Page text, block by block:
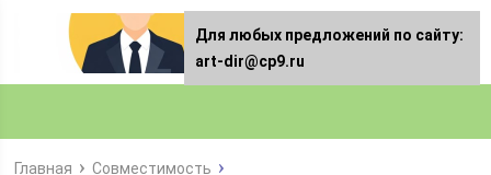
Главная Совместимость
Для любых предложений по сайту:
art-dir@cp9.ru